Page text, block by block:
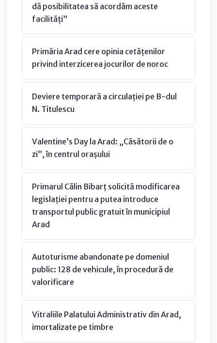
dă posibilitatea să acordăm aceste
facilități”
Primăria Arad cere opinia cetățenilor
privind interzicerea jocurilor de noroc
Deviere temporară a circulației pe B-dul
N. Titulescu
Valentine’s Day la Arad: „Căsătorii de o
zi”, în centrul orașului
Primarul Călin Bibarț solicită modificarea
legislației pentru a putea introduce
transportul public gratuit în municipiul
Arad
Autoturisme abandonate pe domeniul
public: 128 de vehicule, în procedură de
valorificare
Vitraliile Palatului Administrativ din Arad,
imortalizate pe timbre